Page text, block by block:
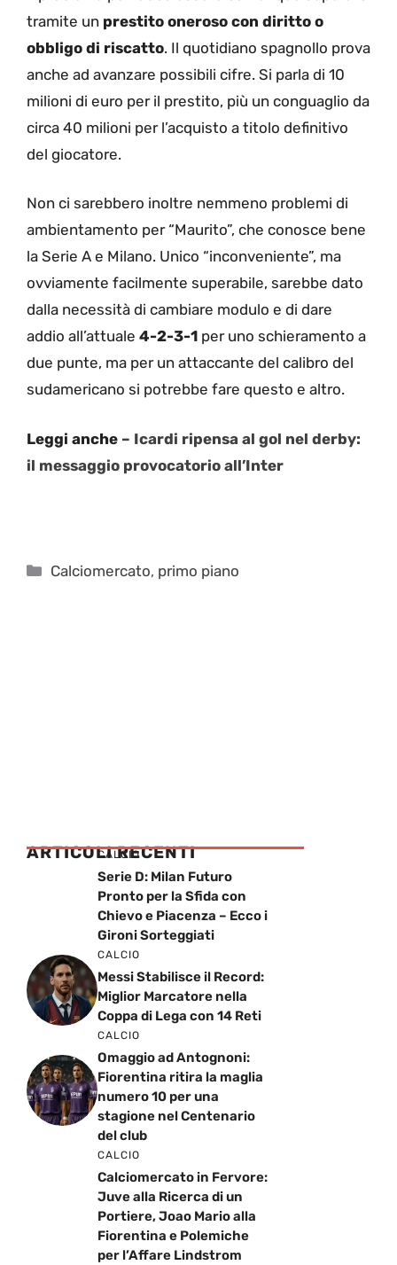
tramite un prestito oneroso con diritto o
obbligo di riscatto. Il quotidiano spagnollo prova
anche ad avanzare possibili cifre. Si parla di 10
milioni di euro per il prestito, più un conguaglio da
circa 40 milioni per l’acquisto a titolo definitivo
del giocatore.
Non ci sarebbero inoltre nemmeno problemi di
ambientamento per “Maurito”, che conosce bene
la Serie A e Milano. Unico “inconveniente”, ma
ovviamente facilmente superabile, sarebbe dato
dalla necessità di cambiare modulo e di dare
addio all’attuale 4-2-3-1 per uno schieramento a
due punte, ma per un attaccante del calibro del
sudamericano si potrebbe fare questo e altro.
Leggi anche – Icardi ripensa al gol nel derby:
il messaggio provocatorio all’Inter
Categorie
Calciomercato, primo piano
ARTICOLI RECENTI
CALCIO
Serie D: Milan Futuro
Pronto per la Sfida con
Chievo e Piacenza – Ecco i
Gironi Sorteggiati
CALCIO
Messi Stabilisce il Record:
Miglior Marcatore nella
Coppa di Lega con 14 Reti
CALCIO
Omaggio ad Antognoni:
Fiorentina ritira la maglia
numero 10 per una
stagione nel Centenario
del club
CALCIO
Calciomercato in Fervore:
Juve alla Ricerca di un
Portiere, Joao Mario alla
Fiorentina e Polemiche
per l’Affare Lindstrom